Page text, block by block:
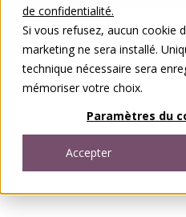
de confidentialité.
Si vous refusez, aucun cookie
marketing ne sera installé.
technique nécessaire sera
mémoriser votre choix.
Paramètres du
Accepter